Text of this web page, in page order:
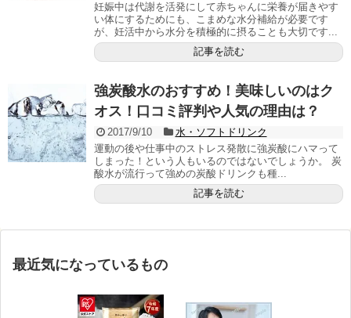
妊娠中は代謝を活発にして赤ちゃんに栄養が届きやす
い体にするためにも、こまめな水分補給が必要です
が、妊活中から水分を積極的に摂ることも大切です...
記事を読む
強炭酸水のおすすめ！美味しいのはク
オス！口コミ評判や人気の理由は？
2017/9/10
水・ソフトドリンク
運動の後や仕事中のストレス発散に強炭酸にハマって
しまった！という人もいるのではないでしょうか。 炭
酸水が流行って強めの炭酸ドリンクも種...
記事を読む
最近気になっているもの